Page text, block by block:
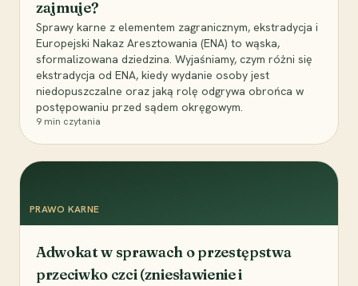
zajmuje?
Sprawy karne z elementem zagranicznym, ekstradycja i
Europejski Nakaz Aresztowania (ENA) to wąska,
sformalizowana dziedzina. Wyjaśniamy, czym różni się
ekstradycja od ENA, kiedy wydanie osoby jest
niedopuszczalne oraz jaką rolę odgrywa obrońca w
postępowaniu przed sądem okręgowym.
9 min czytania
PRAWO KARNE
Adwokat w sprawach o przestępstwa
przeciwko czci (zniesławienie i